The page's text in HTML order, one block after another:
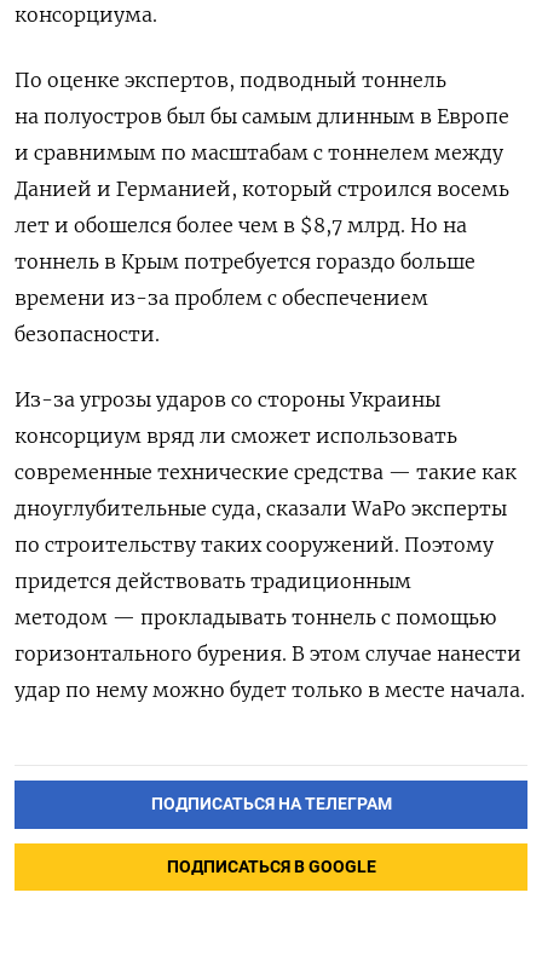
консорциума.
По оценке экспертов, подводный тоннель
на полуостров был бы самым длинным в Европе
и сравнимым по масштабам с тоннелем между
Данией и Германией, который строился восемь
лет и обошелся более чем в $8,7 млрд. Но на
тоннель в Крым потребуется гораздо больше
времени из-за проблем с обеспечением
безопасности.
Из-за угрозы ударов со стороны Украины
консорциум вряд ли сможет использовать
современные технические средства — такие как
дноуглубительные суда, сказали WaPo эксперты
по строительству таких сооружений. Поэтому
придется действовать традиционным
методом — прокладывать тоннель с помощью
горизонтального бурения. В этом случае нанести
удар по нему можно будет только в месте начала.
ПОДПИСАТЬСЯ НА ТЕЛЕГРАМ
ПОДПИСАТЬСЯ В GOOGLE